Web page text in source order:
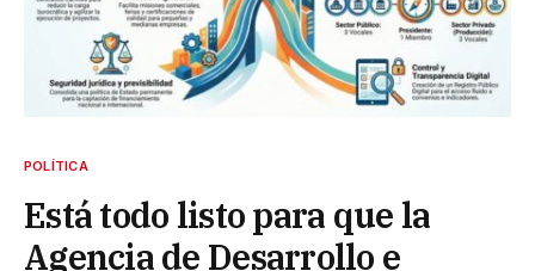
POLÍTICA
Está todo listo para que la
Agencia de Desarrollo e